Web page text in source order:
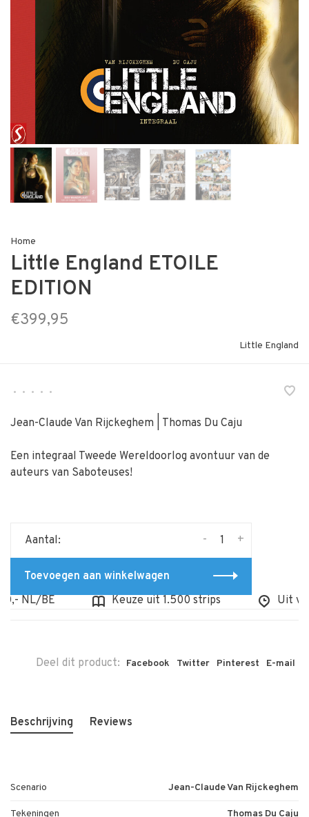
Home
Little England ETOILE
EDITION
€399,95
Little England
• • • • •
Jean-Claude Van Rijckeghem | Thomas Du Caju
Een integraal Tweede Wereldoorlog avontuur van de
auteurs van Saboteuses!
Aantal: +
-
Toevoegen aan winkelwagen
NL/BE
Keuze uit 1.500 strips Uit
Deel dit product: Facebook Twitter Pinterest E-mail
Beschrijving Reviews
Scenario Jean-Claude Van Rijckeghem
Tekeningen Thomas Du Caju